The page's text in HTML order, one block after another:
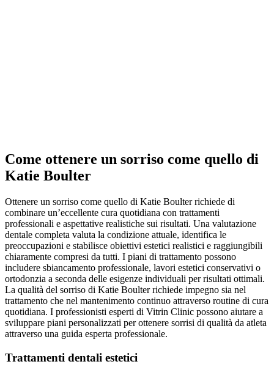
Come ottenere un sorriso come quello di
Katie Boulter
Ottenere un sorriso come quello di Katie Boulter richiede di
combinare un’eccellente cura quotidiana con trattamenti
professionali e aspettative realistiche sui risultati. Una valutazione
dentale completa valuta la condizione attuale, identifica le
preoccupazioni e stabilisce obiettivi estetici realistici e raggiungibili
chiaramente compresi da tutti. I piani di trattamento possono
includere sbiancamento professionale, lavori estetici conservativi o
ortodonzia a seconda delle esigenze individuali per risultati ottimali.
La qualità del sorriso di Katie Boulter richiede impegno sia nel
trattamento che nel mantenimento continuo attraverso routine di cura
quotidiana. I professionisti esperti di Vitrin Clinic possono aiutare a
sviluppare piani personalizzati per ottenere sorrisi di qualità da atleta
attraverso una guida esperta professionale.
Trattamenti dentali estetici